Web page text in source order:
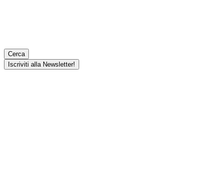
Cerca
Iscriviti alla Newsletter!